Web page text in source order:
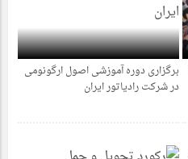
1 سال قبل
برگزاری دوره آموزشی اصول ارگونومی
در شرکت رادیاتور ایران